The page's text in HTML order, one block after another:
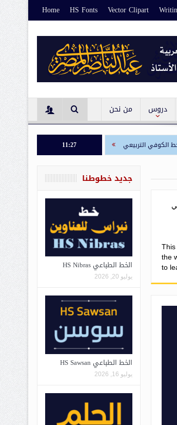
Vector Clipart
HS Fonts
Home
دروس من نحن
التربيعي حروف الخط الكوفي التربيعي قواعد الخط 11:27
This
the
to
جديد خطوطنا
الخط الطباعي HS Nibras
يوليو 20, 2026
الخط الطباعي HS Sawsan
يوليو 16, 2026